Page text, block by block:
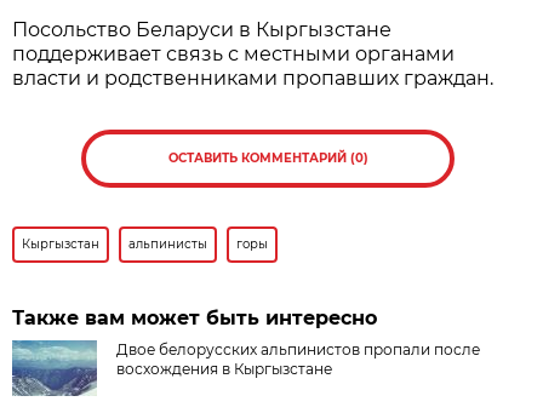
Посольство Беларуси в Кыргызстане
поддерживает связь с местными органами
власти и родственниками пропавших граждан.
ОСТАВИТЬ КОММЕНТАРИЙ (0)
Кыргызстан альпинисты горы
Также вам может быть интересно
Двое белорусских альпинистов пропали после
восхождения в Кыргызстане